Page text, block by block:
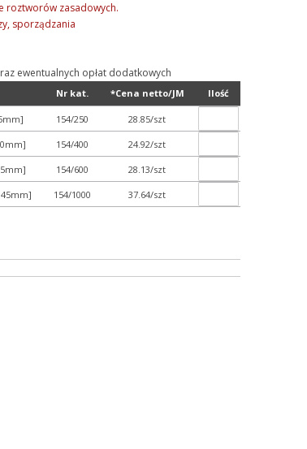
roztworów zasadowych.
sporządzania
ewentualnych opłat dodatkowych
Nr kat. *Cena netto/JM Ilość
154/250 28.85/szt
154/400 24.92/szt
154/600 28.13/szt
154/1000 37.64/szt